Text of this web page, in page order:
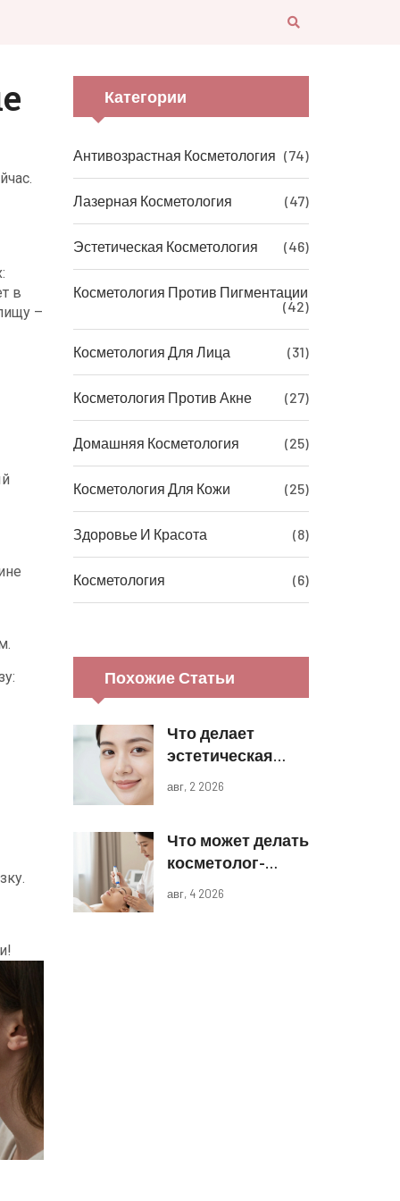
в
–
Категории
Антивозрастная Косметология (74)
Лазерная Косметология (47)
Эстетическая Косметология (46)
Косметология Против Пигментации
(42)
Косметология Для Лица (31)
Косметология Против Акне (27)
Домашняя Косметология (25)
Косметология Для Кожи (25)
Здоровье И Красота (8)
Косметология (6)
Похожие Статьи
Что делает
эстетическая
косметология:
результаты
авг, 2 2026
Что может делать
косметолог-
эстетист: полный
авг, 4 2026